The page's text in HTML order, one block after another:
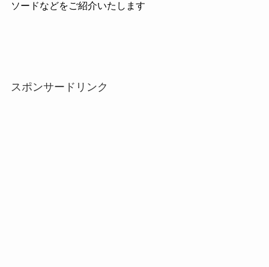
ソードなどをご紹介いたします
スポンサードリンク